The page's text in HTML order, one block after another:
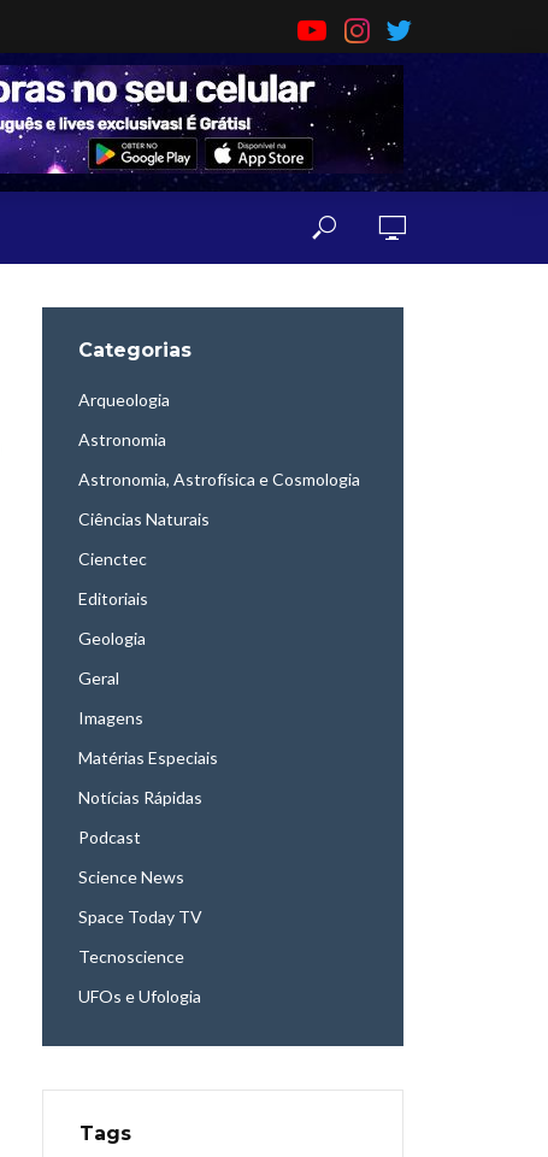
Categorias
Arqueologia
Astronomia
Astronomia, Astrofísica e Cosmologia
Ciências Naturais
Cienctec
Editoriais
Geologia
Geral
Imagens
Matérias Especiais
Notícias Rápidas
Podcast
Science News
Space Today TV
Tecnoscience
UFOs e Ufologia
Tags